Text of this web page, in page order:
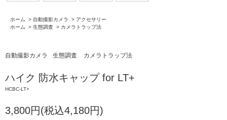
ホーム > 自動撮影カメラ > アクセサリー
ホーム
> 生態調査 > カメラトラップ法
自動撮影カメラ 生態調査 カメラトラップ法
ハイク 防水キャップ for LT+
HCBC-LT+
3,800円(税込4,180円)